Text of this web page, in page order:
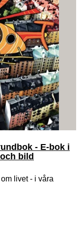
- E-bok i
bild
livet - i våra